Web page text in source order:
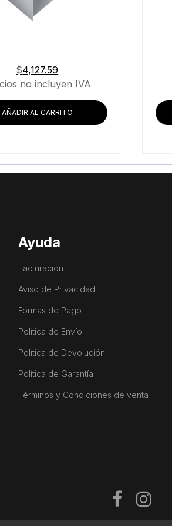
$4,127.59
no incluyen IVA
AÑADIR AL CARRITO
Ayuda
Facturación
Aviso de Privacidad
Formas de Pago
Política de Envío
Política de Devolución
Política de Garantía
Términos y Condiciones de venta